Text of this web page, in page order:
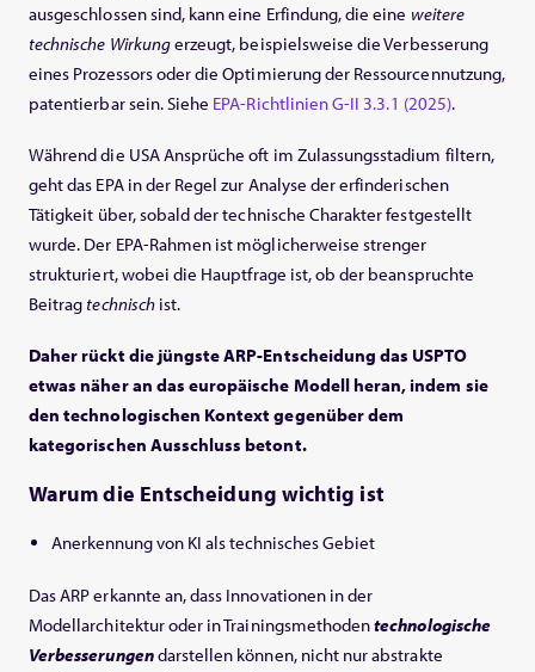
ausgeschlossen sind, kann eine Erfindung, die eine weitere
technische Wirkungerzeugt, beispielsweise die Verbesserung
eines Prozessors oder die Optimierung der Ressourcennutzung,
patentierbar sein. Siehe EPA-Richtlinien G-II 3.3.1 (2025).
Während die USA Ansprüche oft im Zulassungsstadium filtern,
geht das EPA in der Regel zur Analyse der erfinderischen
Tätigkeit über, sobald der technische Charakter festgestellt
wurde. Der EPA-Rahmen ist möglicherweise strenger
strukturiert, wobei die Hauptfrage ist, ob der beanspruchte
Beitrag technischist.
Daher rückt die jüngste ARP-Entscheidung das USPTO
etwas näher an das europäische Modell heran, indem sie
den technologischen Kontext gegenüber dem
kategorischen Ausschluss betont.
Warum die Entscheidung wichtig ist
Anerkennung von KI als technisches Gebiet
Das ARP erkannte an, dass Innovationen in der
Modellarchitektur oder in Trainingsmethodentechnologische
Verbesserungendarstellen können, nicht nur abstrakte